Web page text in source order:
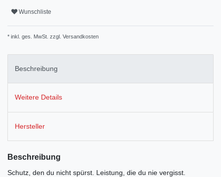
Wunschliste
* inkl. ges. MwSt. zzgl. Versandkosten
Beschreibung
Weitere Details
Hersteller
Beschreibung
Schutz, den du nicht spürst. Leistung, die du nie vergisst.